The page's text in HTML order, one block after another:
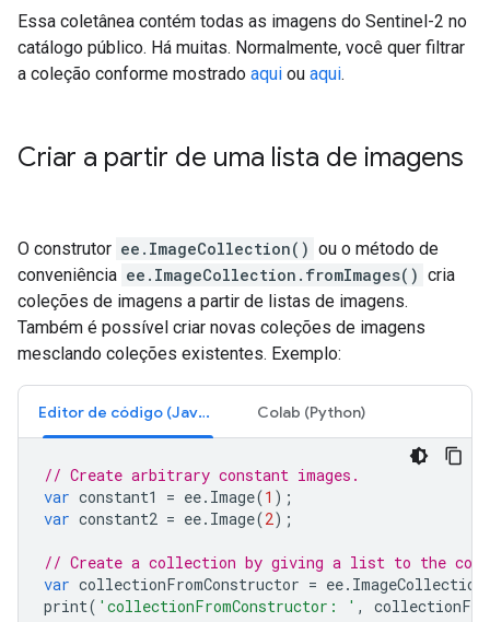
Essa coletânea contém todas as imagens do Sentinel-2 no
catálogo público. Há muitas. Normalmente, você quer filtrar
a coleção conforme mostrado aqui ou aqui.
Criar a partir de uma lista de imagens
O construtor ee.ImageCollection() ou o método de
conveniência ee.ImageCollection.fromImages() cria
coleções de imagens a partir de listas de imagens.
Também é possível criar novas coleções de imagens
mesclando coleções existentes. Exemplo:
Editor de código (JavaScript) Colab (Python)
// Create arbitrary constant images.
var constant1 = ee. Image(1 );
var constant2 = ee. Image(2);
// Create a collection by giving a list to the
var collectionFromConstructor = ee. ImageCollection
print( 'collectionFromConstructor: ' ,